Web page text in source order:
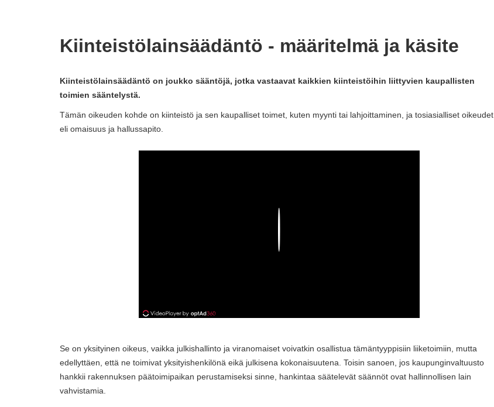
Kiinteistölainsäädäntö - määritelmä ja käsite
Kiinteistölainsäädäntö on joukko sääntöjä, jotka vastaavat kaikkien kiinteistöihin liittyvien kaupallisten
toimien sääntelystä.
Tämän oikeuden kohde on kiinteistö ja sen kaupalliset toimet, kuten myynti tai lahjoittaminen, ja tosiasialliset oikeudet
eli omaisuus ja hallussapito.
Se on yksityinen oikeus, vaikka julkishallinto ja viranomaiset voivatkin osallistua tämäntyyppisiin liiketoimiin, mutta
edellyttäen, että ne toimivat yksityishenkilönä eikä julkisena kokonaisuutena. Toisin sanoen, jos kaupunginvaltuusto
hankkii rakennuksen päätoimipaikan perustamiseksi sinne, hankintaa säätelevät säännöt ovat hallinnollisen lain
vahvistamia.